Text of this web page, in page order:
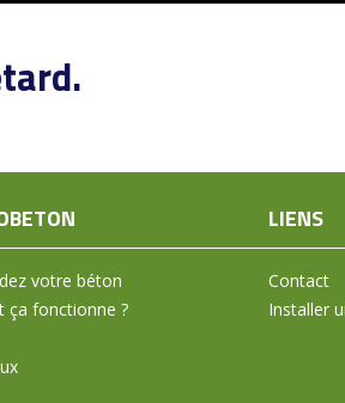
votre béton
ça fonctionne ?
LIENS
Contact
Installer